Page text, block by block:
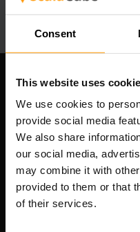
Consent
This website uses
We use cookies to
provide social media
We also share
our social media,
may combine it with
provided to them or that
of their services.
Vårt företag
Scalable Hosting
Registreringskod:
Adress: Harju maakond,